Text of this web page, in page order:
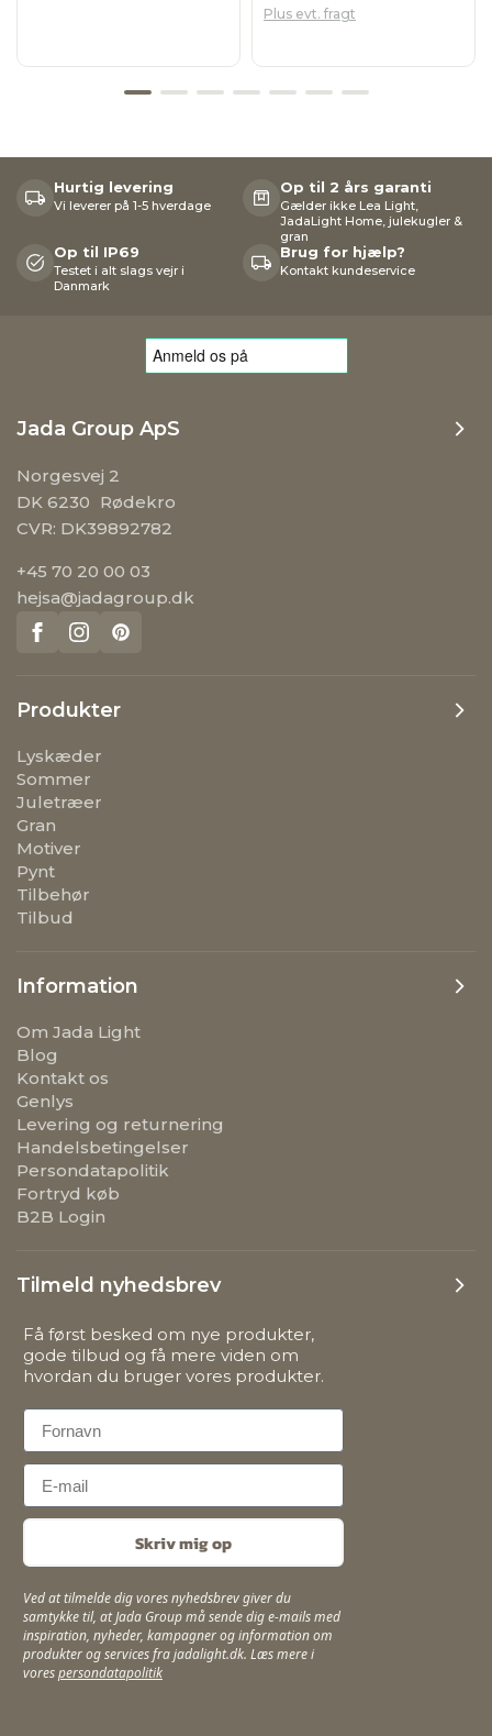
Plus evt. fragt
Hurtig levering
Vi leverer på 1-5 hverdage
Op til 2 års garanti
Gælder ikke Lea Light,
JadaLight Home, julekugler &
gran
Op til IP69
Testet i alt slags vejr i
Danmark
Brug for hjælp?
Kontakt kundeservice
Jada Group ApS
Norgesvej 2
DK 6230 Rødekro
CVR: DK39892782
+45 70 20 00 03
hejsa@jadagroup.dk
Produkter
Lyskæder
Sommer
Juletræer
Gran
Motiver
Pynt
Tilbehør
Tilbud
Information
Om Jada Light
Blog
Kontakt os
Genlys
Levering og returnering
Handelsbetingelser
Persondatapolitik
Fortryd køb
B2B Login
Tilmeld nyhedsbrev
Få først besked om nye produkter,
gode tilbud og få mere viden om
hvordan du bruger vores produkter.
First Name
Email
Skriv mig op
Ved at tilmelde dig vores nyhedsbrev giver du
samtykke til, at Jada Group må sende dig e-mails med
inspiration, nyheder, kampagner og information om
produkter og services fra jadalight.dk. Læs mere i
vorespersondatapolitik